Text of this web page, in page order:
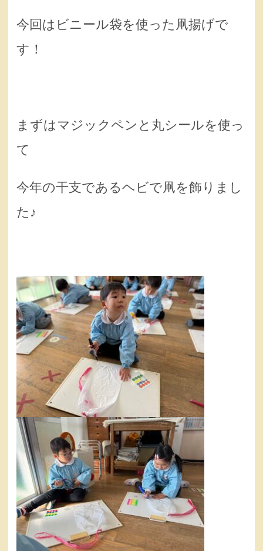
今回はビニール袋を使った凧揚げで
す！
まずはマジックペンと丸シールを使っ
て
今年の干支であるヘビで凧を飾りまし
た♪